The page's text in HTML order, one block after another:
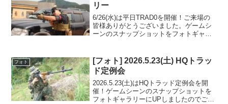
リー
6/26(水)は平日TRAD0を開催！ご来場の
皆様ありがとうございました。ゲームシ
ーンのスナップショットをフォトギャラ
フォトアルバムをみる(Google Photo)
フォト
[フォト] 2026.5.23(土) HQトラッ
ド定例会
2026.5.23(土)はHQトラッド定例会を開
催！ゲームシーンのスナップショットを
フォトギャラリーにUPしましたのでご覧